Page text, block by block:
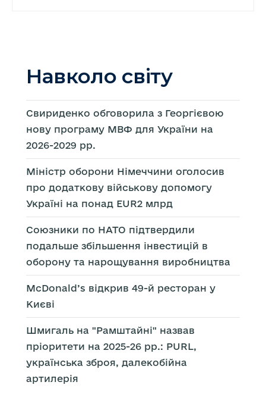
Навколо світу
Свириденко обговорила з Георгієвою
нову програму МВФ для України на
2026-2029 рр.
Міністр оборони Німеччини оголосив
про додаткову військову допомогу
Україні на понад EUR2 млрд
Союзники по НАТО підтвердили
подальше збільшення інвестицій в
оборону та нарощування виробництва
McDonald’s відкрив 49-й ресторан у
Києві
Шмигаль на "Рамштайні" назвав
пріоритети на 2025-26 рр.: PURL,
українська зброя, далекобійна
артилерія